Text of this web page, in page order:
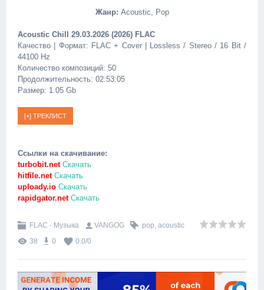
Жанр: Acoustic, Pop
Acoustic Chill 29.03.2026 (2026) FLAC
Качество | Формат: FLAC + Cover | Lossless / Stereo / 16 Bit /
44100 Hz
Количество композиций: 50
Продолжительность: 02:53:05
Размер: 1.05 Gb
Ссылки на скачивание:
turbobit.netСкачать
hitfile.netСкачать
uploady.io Скачать
rapidgator.netСкачать
FLAC - Музыка VANGOG pop, acoustic
38
0 0.0/0